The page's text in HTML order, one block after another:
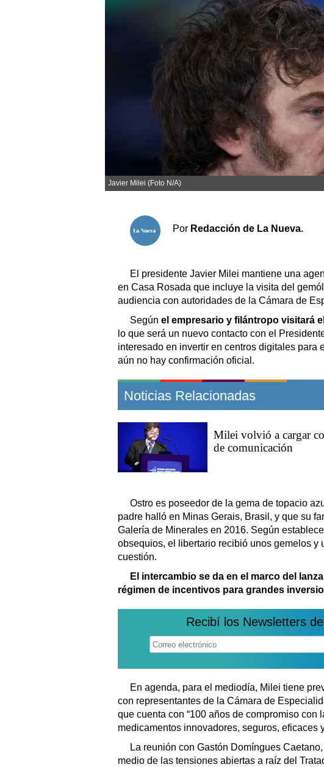
Economía y campo
Economía y
Con el
Espacio
Sociedad y tiempo libre
Sociedad
Tecnología
Turismo
Salud
Es viral
Clasificados
Suplementos
Servicios
Farmacias
Datos
Fúnebres
Edictos
Teléfonos
Javier Milei (Foto N/A)
Por Redacción de La Nueva.
El presidente Javier Milei mantiene una
en Casa Rosada que incluye la visita del
audiencia con autoridades de la Cámara de
Según el empresario y filántropo visitará
lo que será un nuevo contacto con el
interesado en invertir en centros digitales para
aún no hay confirmación oficial.
Noticias Relacionadas
Milei volvió a cargar
de comunicación
Ostro es poseedor de la gema de topacio
padre halló en Minas Gerais, Brasil, y que su
Galería de Minerales en 2016. Según
obsequios, el libertario recibió unos gemelos y
cuestión.
El intercambio se da en el marco del
régimen de incentivos para grandes
Recibí los Newsletters
En agenda, para el mediodía, Milei tiene
con representantes de la Cámara de
que cuenta con “100 años de compromiso
medicamentos innovadores, seguros, eficaces
La reunión con Gastón Domíngues
medio de las tensiones abiertas a raíz del